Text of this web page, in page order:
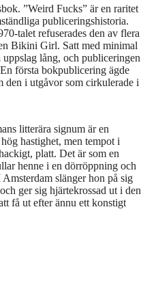
”Weird Fucks” är en raritet
publiceringshistoria.
talet refuserades den av flera
Bikini Girl. Satt med minimal
lång, och publiceringen
första bokpublicering ägde
den i utgåvor som cirkulerade i
litterära signum är en
hastighet, men tempot i
platt. Det är som en
henne i en dörröppning och
slänger hon på sig
ger sig hjärtekrossad ut i den
få ut efter ännu ett konstigt